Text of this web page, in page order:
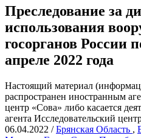
Преследование за
использования
госорганов России
апреле 2022 года
Настоящий материал
распространен иностранным
центр «Сова» либо касается
агента Исследовательский
06.04.2022 /Брянская Область ,